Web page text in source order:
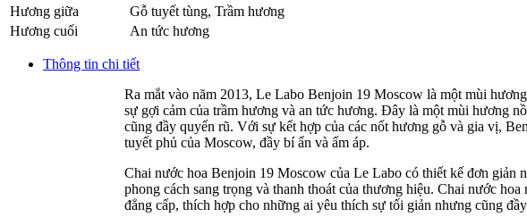
Hương giữa
Gỗ tuyết tùng, Trầm hương
Hương cuối
An tức hương
Thông tin chi tiết
Ra mắt vào năm 2013, Le Labo Benjoin 19 Moscow là một mùi
sự gợi cảm của trầm hương và an tức hương. Đây là một mùi hương
cũng đầy quyến rũ. Với sự kết hợp của các nốt hương gỗ và gia vị,
tuyết phủ của Moscow, đầy bí ẩn và ấm áp.
Chai nước hoa Benjoin 19 Moscow của Le Labo có thiết kế đơn giản
phong cách sang trọng và thanh thoát của thương hiệu. Chai nước
đẳng cấp, thích hợp cho những ai yêu thích sự tối giản nhưng cũng